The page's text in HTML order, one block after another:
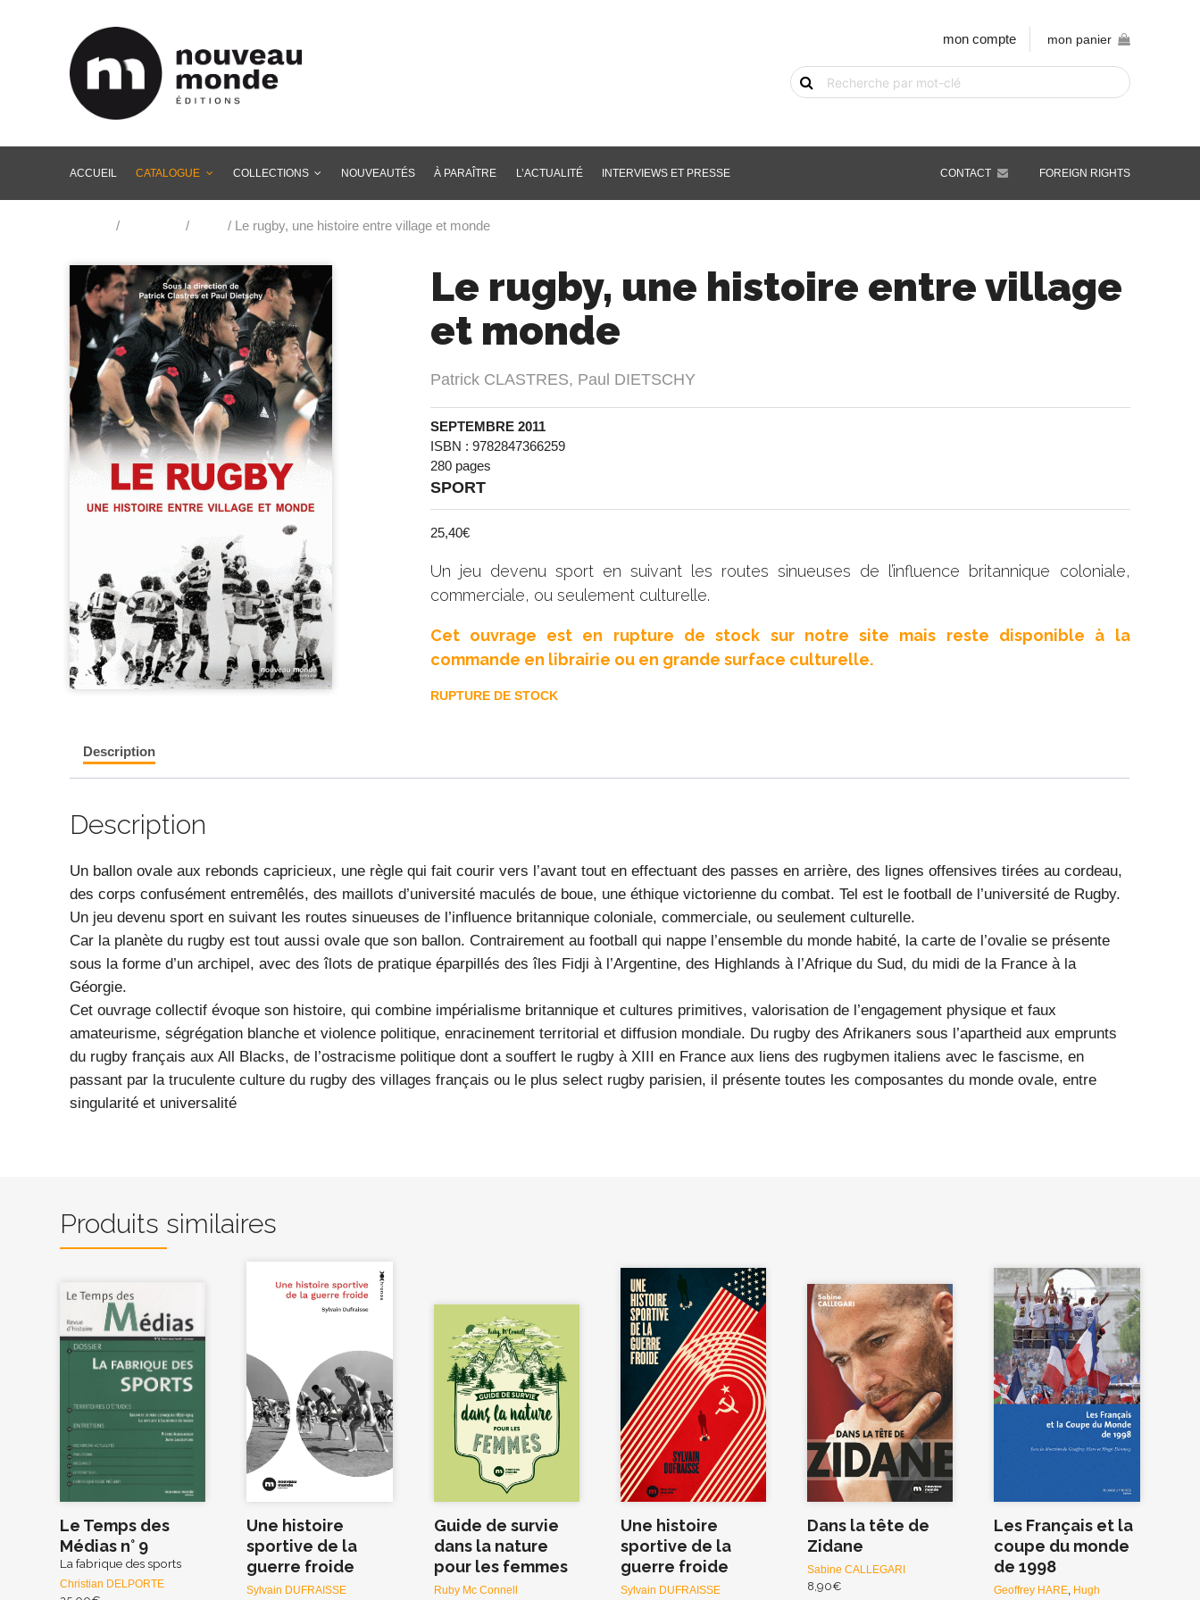
mon compte mon panier
Recherche
de
ACCUEIL
CATALOGUE COLLECTIONS NOUVEAUTÉS À PARAÎTRE L’ACTUALITÉ INTERVIEWS ET PRESSE FOREIGN RIGHTS
CONTACT
/ / / Le rugby, une histoire entre village et monde
Le rugby, une histoire entre village
et monde
Patrick CLASTRES, Paul DIETSCHY
SEPTEMBRE 2011
ISBN : 9782847366259
280 pages
SPORT
25,40€
Un jeu devenu sport en suivant les routes sinueuses de l’influence britannique coloniale,
commerciale, ou seulement culturelle.
Cet ouvrage est en rupture de stock sur notre site mais reste disponible à la
commande en librairie ou en grande surface culturelle.
RUPTURE DE STOCK
Description
Description
Un ballon ovale aux rebonds capricieux, une règle qui fait courir vers l’avant tout en effectuant des passes en arrière, des lignes offensives tirées au cordeau,
des corps confusément entremêlés, des maillots d’université maculés de boue, une éthique victorienne du combat. Tel est le football de l’université de Rugby.
Un jeu devenu sport en suivant les routes sinueuses de l’influence britannique coloniale, commerciale, ou seulement culturelle.
Car la planète du rugby est tout aussi ovale que son ballon. Contrairement au football qui nappe l’ensemble du monde habité, la carte de l’ovalie se présente
sous la forme d’un archipel, avec des îlots de pratique éparpillés des îles Fidji à l’Argentine, des Highlands à l’Afrique du Sud, du midi de la France à la
Géorgie.
Cet ouvrage collectif évoque son histoire, qui combine impérialisme britannique et cultures primitives, valorisation de l’engagement physique et faux
amateurisme, ségrégation blanche et violence politique, enracinement territorial et diffusion mondiale. Du rugby des Afrikaners sous l’apartheid aux emprunts
du rugby français aux All Blacks, de l’ostracisme politique dont a souffert le rugby à XIII en France aux liens des rugbymen italiens avec le fascisme, en
passant par la truculente culture du rugby des villages français ou le plus select rugby parisien, il présente toutes les composantes du monde ovale, entre
singularité et universalité
Produits similaires
Le Temps des
Médias n° 9
La fabrique des sports
Christian DELPORTE
Une histoire
sportive de la
guerre froide
Sylvain DUFRAISSE
Guide de survie
dans la nature
pour les femmes
Ruby Mc Connell
Une histoire
sportive de la
guerre froide
Sylvain DUFRAISSE
Dans la tête de
Zidane
Sabine CALLEGARI
8,90€
Les Français et la
coupe du monde
de 1998
Geoffrey HARE, Hugh